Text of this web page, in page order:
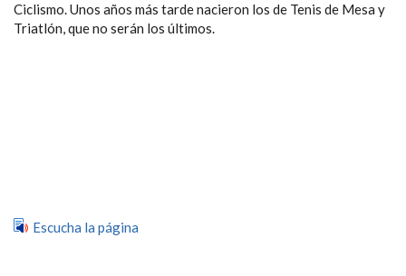
Ciclismo. Unos años más tarde nacieron los de Tenis de Mesa y
Triatlón, que no serán los últimos.
Escucha la página